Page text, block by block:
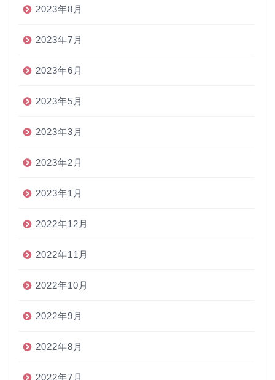
2023年8月
2023年7月
2023年6月
2023年5月
2023年3月
2023年2月
2023年1月
2022年12月
2022年11月
2022年10月
2022年9月
2022年8月
2022年7月